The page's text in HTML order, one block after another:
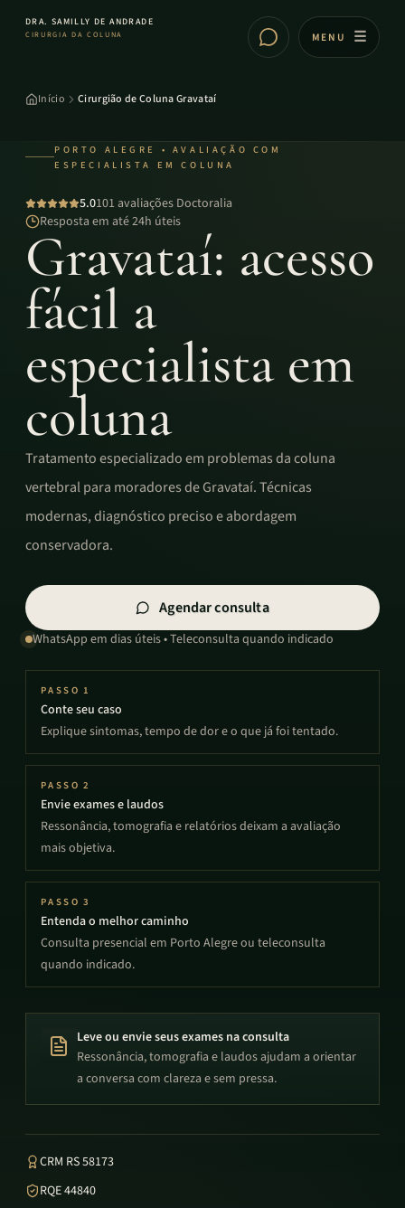
DRA. SAMILLY DE ANDRADE
CIRURGIA DA COLUNA MENU
Início Cirurgião de Coluna Gravataí
PORTO ALEGRE • AVALIAÇÃO COM
ESPECIALISTA EM COLUNA
5.0101 avaliações Doctoralia
Resposta em até 24h úteis
Gravataí: acesso
fácil a
especialista em
coluna
Tratamento especializado em problemas da coluna
vertebral para moradores de Gravataí. Técnicas
modernas, diagnóstico preciso e abordagem
conservadora.
Agendar consulta
WhatsApp em dias úteis • Teleconsulta quando indicado
PASSO1
Conte seu caso
Explique sintomas, tempo de dor e o que já foi tentado.
PASSO2
Envie exames e laudos
Ressonância, tomografia e relatórios deixam a avaliação
mais objetiva.
PASSO3
Entenda o melhor caminho
Consulta presencial em Porto Alegre ou teleconsulta
quando indicado.
Leve ou envie seus exames na consulta
Ressonância, tomografia e laudos ajudam a orientar
a conversa com clareza e sem pressa.
CRM RS 58173
RQE 44840